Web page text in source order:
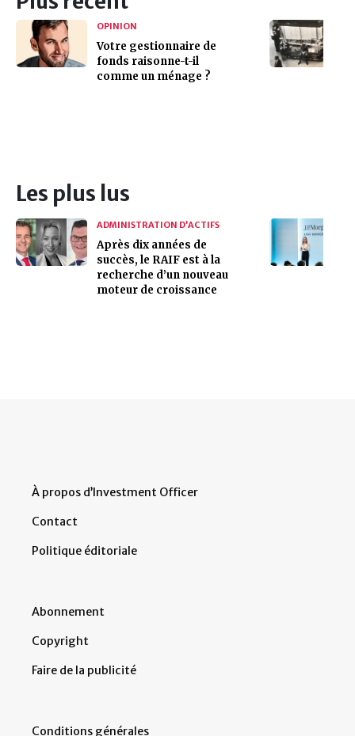
OPINION
Votre gestionnaire de
fonds raisonne-t-il
comme un ménage ?
Les plus lus
ADMINISTRATION D’ACTIFS
Après dix années de
succès, le RAIF est à la
recherche d’un nouveau
moteur de croissance
À propos d’Investment Officer
Contact
Politique éditoriale
Abonnement
Copyright
Faire de la publicité
Conditions générales